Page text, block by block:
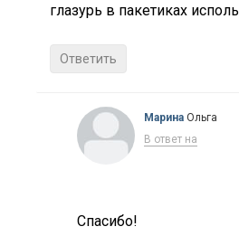
глазурь в пакетиках
Ответить
Марина Ольга
В ответ на
Спасибо!